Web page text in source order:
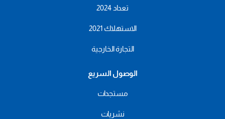
تعداد 2024
الاستهلاك 2021
التجارة الخارجية
الوصول السريع
مستجدات
نشريات